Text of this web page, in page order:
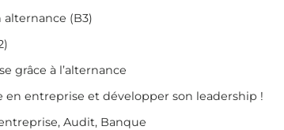
alternance (B3)
grâce à l’alternance
en entreprise et développer son leadership !
Audit, Banque